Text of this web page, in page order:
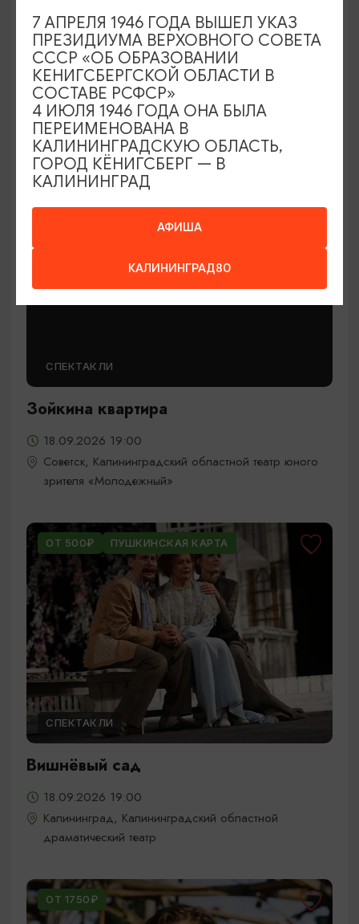
Органный хит-парад
18.09.2026 19:00
Калининград, Калининградская областная
филармония им. Е.Ф. Светланова
ОТ 300₽ ПУШКИНСКАЯ КАРТА
СПЕКТАКЛИ
Зойкина квартира
18.09.2026 19:00
Советск, Калининградский областной театр юного
зрителя «Молодежный»
ОТ 500₽ ПУШКИНСКАЯ КАРТА
СПЕКТАКЛИ
Вишнёвый сад
18.09.2026 19:00
Калининград, Калининградский областной
драматический театр
ОТ 1750₽
АФИША
КАЛИНИНГРАД80
7 АПРЕЛЯ 1946 ГОДА ВЫШЕЛ УКАЗ
ПРЕЗИДИУМА ВЕРХОВНОГО СОВЕТА
СССР «ОБ ОБРАЗОВАНИИ
КЕНИГСБЕРГСКОЙ ОБЛАСТИ В
СОСТАВЕ РСФСР»
4 ИЮЛЯ 1946 ГОДА ОНА БЫЛА
ПЕРЕИМЕНОВАНА В
КАЛИНИНГРАДСКУЮ ОБЛАСТЬ,
ГОРОД КЁНИГСБЕРГ — В
КАЛИНИНГРАД